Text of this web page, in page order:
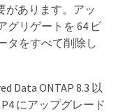
があります。アッ
グリゲートを 64 ビ
タをすべて削除し
Data ONTAP 8.3 以
にアップグレード